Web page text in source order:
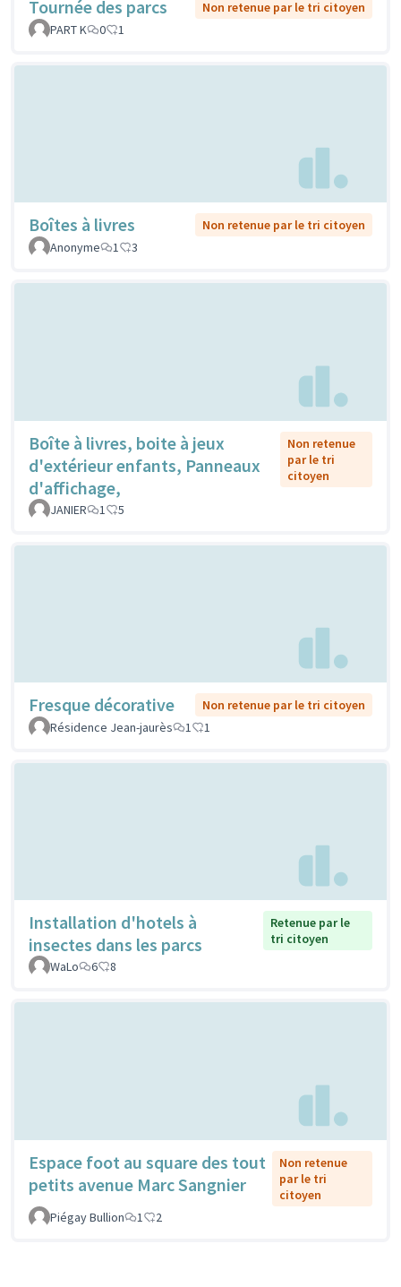
Tournée des parcs
Non retenue par le tri citoyen
PART K
0 1
Boîtes à livres
Non retenue par le tri citoyen
Anonyme
1 3
Boîte à livres, boite à jeux
d'extérieur enfants, Panneaux
d'affichage,
Non retenue
par le tri
citoyen
JANIER 1 5
Fresque décorative
Non retenue par le tri citoyen
Résidence Jean-jaurès
1 1
Installation d'hotels à
insectes dans les parcs
Retenue par le
tri citoyen
WaLo
6 8
Espace foot au square des tout
petits avenue Marc Sangnier
Non retenue
par le tri
citoyen
Piégay Bullion
1 2